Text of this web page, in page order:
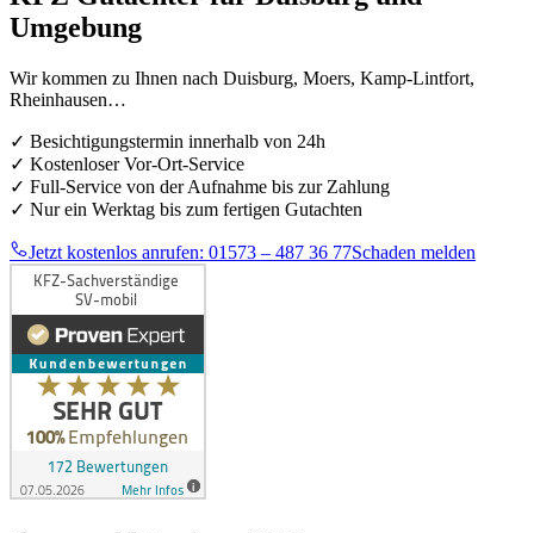
Umgebung
Wir kommen zu Ihnen nach Duisburg, Moers, Kamp-Lintfort,
Rheinhausen…
✓ Besichtigungstermin innerhalb von 24h
✓ Kostenloser Vor-Ort-Service
✓ Full-Service von der Aufnahme bis zur Zahlung
✓ Nur ein Werktag bis zum fertigen Gutachten
Jetzt kostenlos anrufen: 01573 – 487 36 77Schaden melden